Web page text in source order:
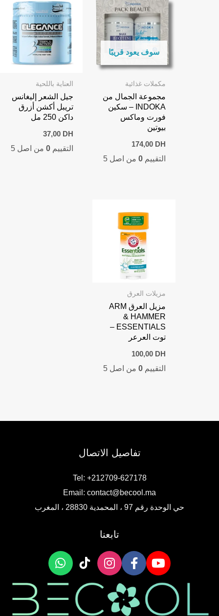
سوف يعود قريبًا
مكملات غذائية
مجموعة الجمال من
INDOKA – سكين
فورت وماكس
بيوتين
174,00 DH
التقييم 0من اصل 5
العناية باللحية
جيل الشعر إليغانس
تريبل أكشن أزرق
داكن 250 مل
37,00 DH
التقييم0 من اصل 5
مزيلات العرق
مزيل العرق ARM
& HAMMER
ESSENTIALS –
توت العرعر
100,00 DH
التقييم 0من اصل 5
تفاصيل الاتصال
Tel: +212709-627178
Email: contact@becool.ma
حي الوحدة رقم 97 ، المحمدية 28830 ، المغرب
تابعنا